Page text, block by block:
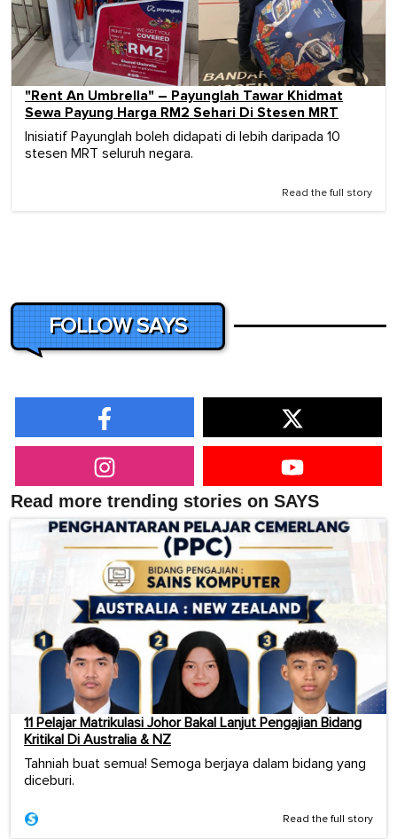
"Rent An Umbrella" – Payunglah Tawar Khidmat
Sewa Payung Harga RM2 Sehari Di Stesen MRT
Inisiatif Payunglah boleh didapati di lebih daripada 10
stesen MRT seluruh negara.
Read the full story
FOLLOW SAYS
Read more trending stories on SAYS
11 Pelajar Matrikulasi Johor Bakal Lanjut Pengajian Bidang
Kritikal Di Australia & NZ
Tahniah buat semua! Semoga berjaya dalam bidang yang
diceburi.
Read the full story